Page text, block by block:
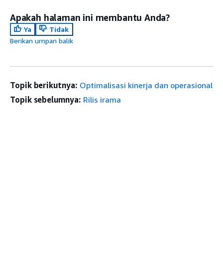
Apakah halaman ini membantu Anda?
Ya
Tidak
Berikan umpan balik
Topik berikutnya: Optimalisasi kinerja dan operasional
Topik sebelumnya: Rilis irama